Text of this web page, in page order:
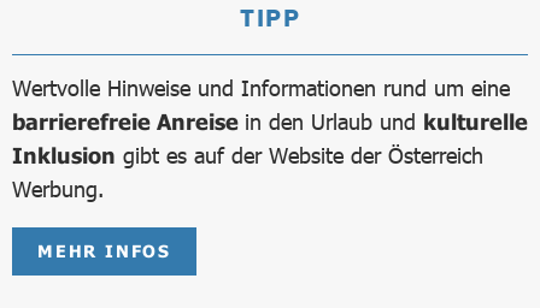
TIPP
Wertvolle Hinweise und Informationen rund um eine
barrierefreie Anreise in den Urlaub und kulturelle
Inklusion gibt es auf der Website der Österreich
Werbung.
MEHR INFOS